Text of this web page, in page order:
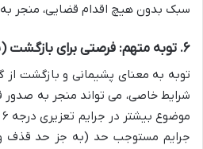
سبک بدون هیچ اقدام قضایی، منجر
۶. توبه متهم: فرصتی برای بازگشت (شرایط و محدودیت ها)
توبه به معنای پشیمانی و بازگشت از
شرایط خاصی، می تواند منجر به صدور
جرایم مستوجب حد (به جز حد قذف و